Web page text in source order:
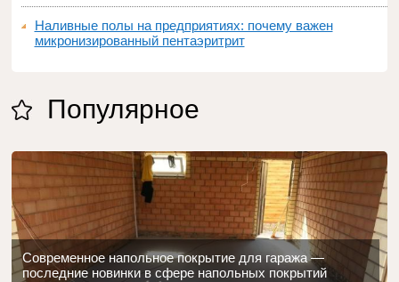
Наливные полы на предприятиях: почему важен
микронизированный пентаэритрит
Популярное
Современное напольное покрытие для гаража —
последние новинки в сфере напольных покрытий